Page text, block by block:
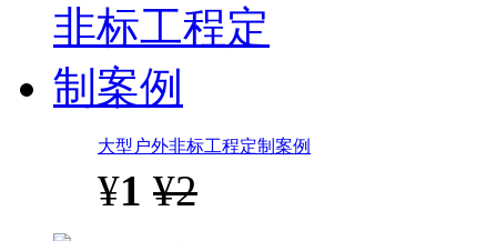
大型户外非标工程定制案例
¥1 ¥2